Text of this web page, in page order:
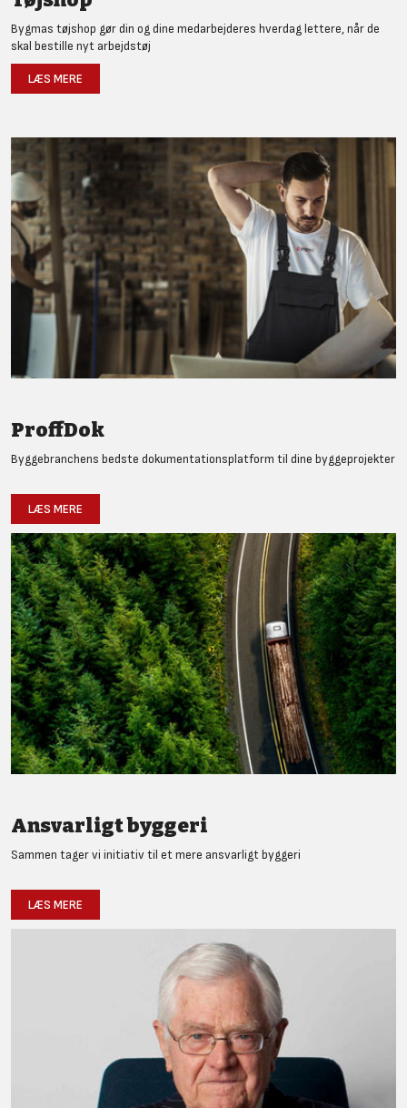
Bygmas tøjshop gør din og dine medarbejderes hverdag lettere, når de
skal bestille nyt arbejdstøj
LÆS MERE
ProffDok
Byggebranchens bedste dokumentationsplatform til dine byggeprojekter
LÆS MERE
Ansvarligt byggeri
Sammen tager vi initiativ til et mere ansvarligt byggeri
LÆS MERE